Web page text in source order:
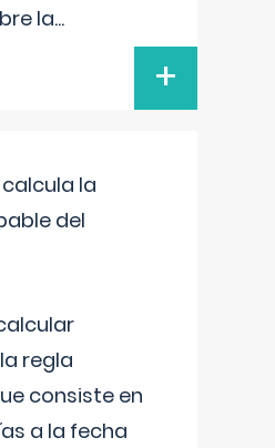
la...
+
la
del
regla
consiste en
a la fecha